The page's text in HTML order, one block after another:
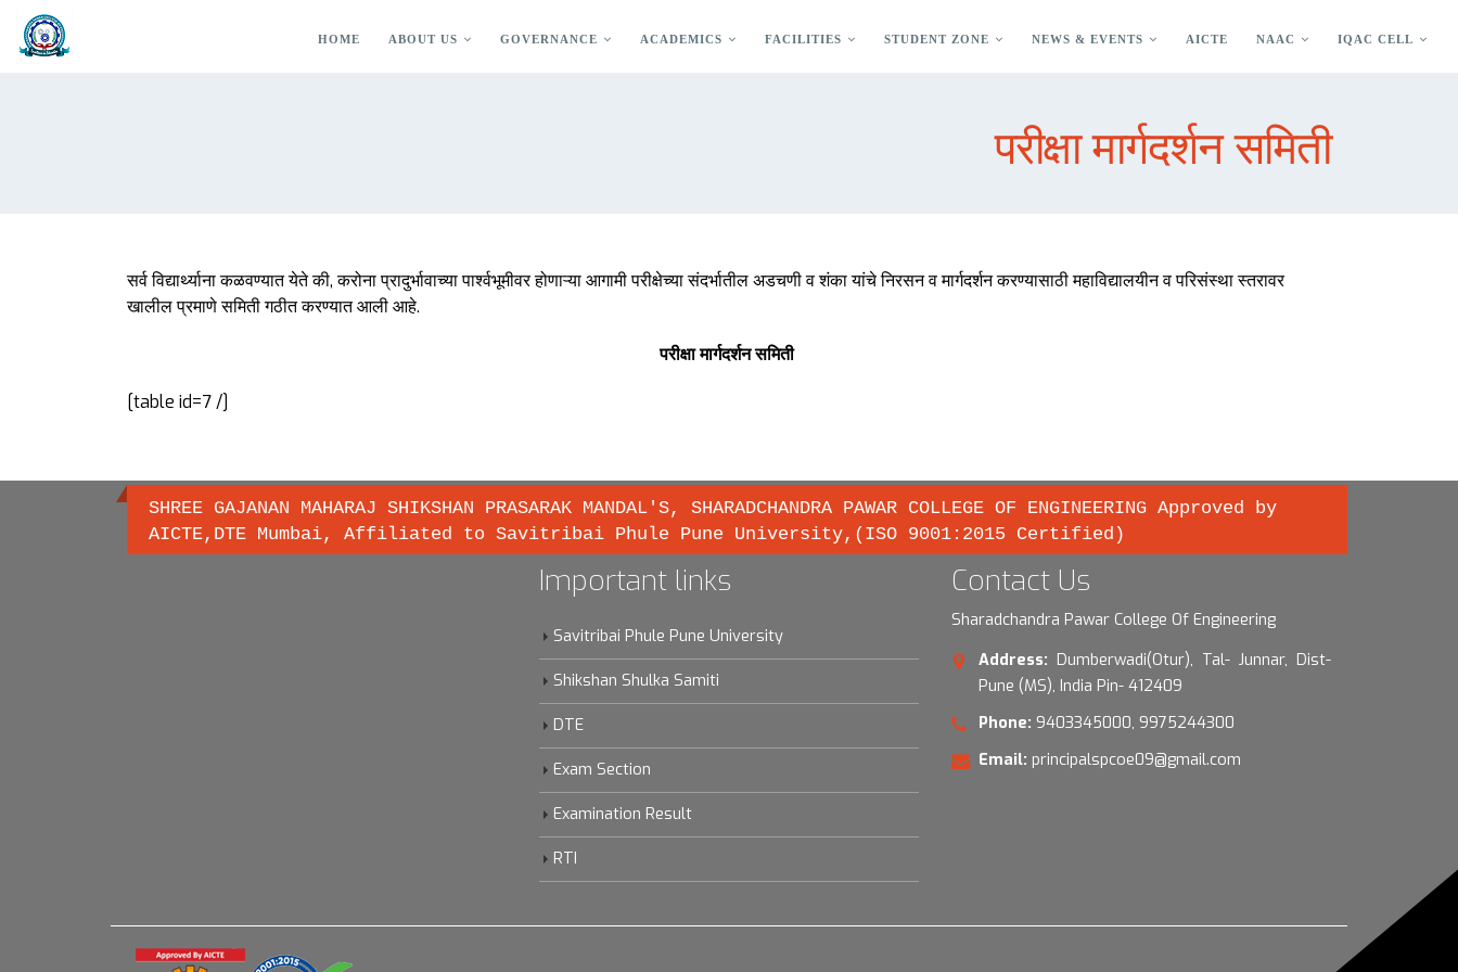
HOME ABOUT US GOVERNANCE ACADEMICS FACILITIES STUDENT ZONE NEWS & EVENTS AICTE NAAC IQAC CELL
परीक्षा मार्गदर्शन समिती
सर्व विद्यार्थ्याना कळवण्यात येते की, करोना प्रादुर्भावाच्या पार्श्वभूमीवर होणाऱ्या आगामी परीक्षेच्या संदर्भातील अडचणी व शंका यांचे निरसन व मार्गदर्शन करण्यासाठी महाविद्यालयीन व परिसंस्था स्तरावर
खालील प्रमाणे समिती गठीत करण्यात आली आहे.
परीक्षा मार्गदर्शन समिती
[table id=7 /]
SHREE GAJANAN MAHARAJ SHIKSHAN PRASARAK MANDAL'S, SHARADCHANDRA PAWAR COLLEGE OF ENGINEERING Approved by
AICTE,DTE Mumbai, Affiliated to Savitribai Phule Pune University,(ISO 9001:2015 Certified)
Important links
Savitribai Phule Pune University
Shikshan Shulka Samiti
DTE
Exam Section
Examination Result
RTI
Contact Us
Sharadchandra Pawar College Of Engineering
Address: Dumberwadi(Otur), Tal- Junnar, Dist-
Pune (MS), India Pin- 412409
Phone: 9403345000, 9975244300
Email: principalspcoe09@gmail.com